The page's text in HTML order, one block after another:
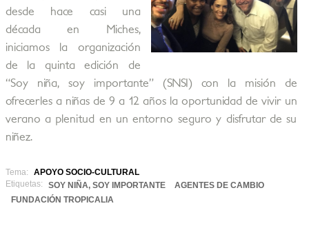
desde hace casi una
década en Miches,
iniciamos la organización
de la quinta edición de
“Soy niña, soy importante” (SNSI) con la misión de
ofrecerles a niñas de 9 a 12 años la oportunidad de vivir un
verano a plenitud en un entorno seguro y disfrutar de su
niñez.
Tema:
APOYO SOCIO-CULTURAL
Etiquetas:
SOY NIÑA, SOY IMPORTANTE
AGENTES DE CAMBIO
FUNDACIÓN TROPICALIA